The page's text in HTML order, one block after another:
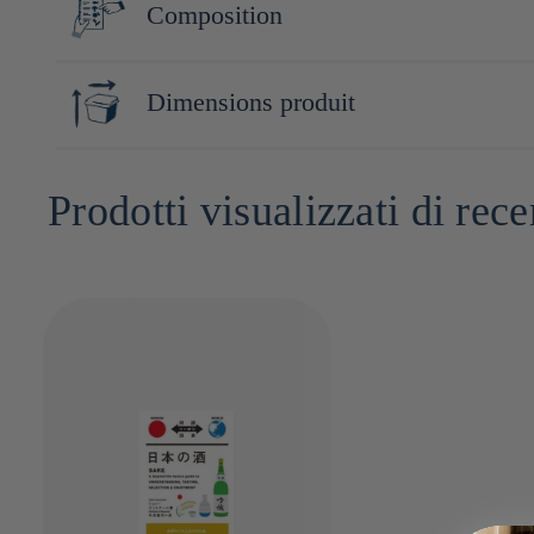
Composition
Livre Dimensions produit
Prodotti visualizzati di